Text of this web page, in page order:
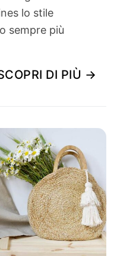
lo stile
sempre più
DI PIÙ →